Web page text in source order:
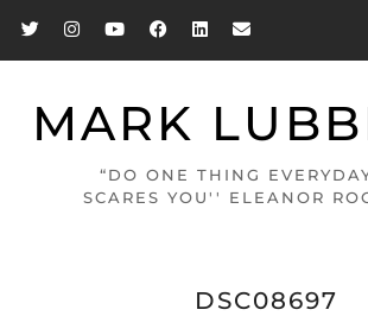
MARK
“DO ONE THING
SCARES YOU'' ELEANOR
DSC08697